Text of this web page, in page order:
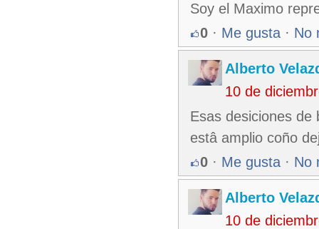
Soy el Maximo
0 · Me gusta · No
Alberto
10 de
Esas desiciones de
estâ amplio coño
0 · Me gusta · No
Alberto
10 de